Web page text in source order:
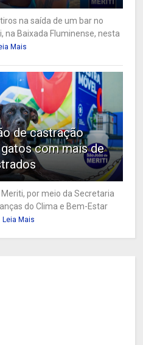
na saída de um bar no
na Baixada Fluminense, nesta
Mais
de castração
com mais de
por meio da Secretaria
do Clima e Bem-Estar
Leia Mais